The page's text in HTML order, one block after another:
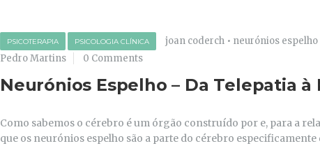
PSICOTERAPIA PSICOLOGIA CLÍNICA joan coderch • neurónios espelho
Pedro Martins
0 Comments
Neurónios Espelho – Da Telepatia à
Como sabemos o cérebro é um órgão construído por e, para a
que os neurónios espelho são a parte do cérebro especificamente